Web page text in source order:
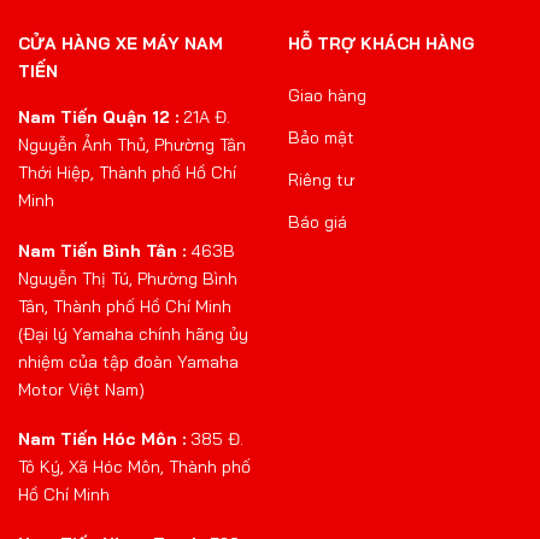
CỬA HÀNG XE MÁY NAM
TIẾN
Nam Tiến Quận 12 : 21A Đ.
Nguyễn Ảnh Thủ, Phường Tân
Thới Hiệp, Thành phố Hồ Chí
Minh
Nam Tiến Bình Tân : 463B
Nguyễn Thị Tú, Phường Bình
Tân, Thành phố Hồ Chí Minh
(Đại lý Yamaha chính hãng ủy
nhiệm của tập đoàn Yamaha
Motor Việt Nam)
Nam Tiến Hóc Môn : 385 Đ.
Tô Ký, Xã Hóc Môn, Thành phố
Hồ Chí Minh
HỖ TRỢ KHÁCH HÀNG
Giao hàng
Bảo mật
Riêng tư
Báo giá